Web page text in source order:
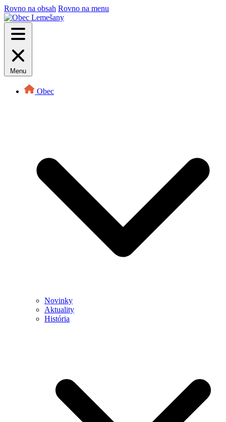
Rovno na obsah Rovno na menu
Menu
Obec
Novinky
Aktuality
História